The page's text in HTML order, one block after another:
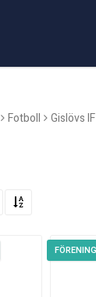
Fotboll Gislövs IF